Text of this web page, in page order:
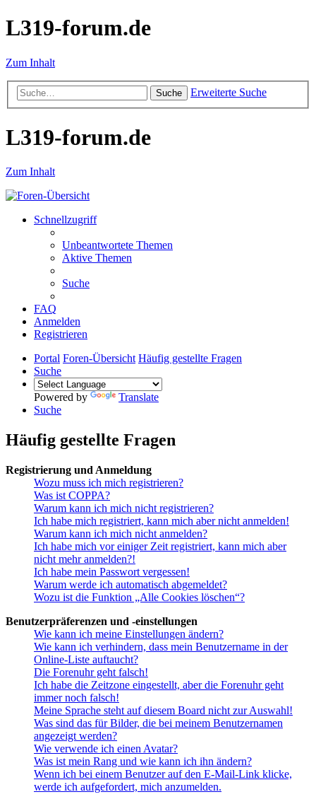
L319-forum.de
Zum Inhalt
Suche Erweiterte Suche
L319-forum.de
Zum Inhalt
Schnellzugriff
Unbeantwortete Themen
Aktive Themen
Suche
FAQ
Anmelden
Registrieren
Portal Foren-Übersicht Häufig gestellte Fragen
Suche
Powered by
Translate
Suche
Häufig gestellte Fragen
Registrierung und Anmeldung
Wozu muss ich mich registrieren?
Was ist COPPA?
Warum kann ich mich nicht registrieren?
Ich habe mich registriert, kann mich aber nicht anmelden!
Warum kann ich mich nicht anmelden?
Ich habe mich vor einiger Zeit registriert, kann mich aber
nicht mehr anmelden?!
Ich habe mein Passwort vergessen!
Warum werde ich automatisch abgemeldet?
Wozu ist die Funktion „Alle Cookies löschen“?
Benutzerpräferenzen und -einstellungen
Wie kann ich meine Einstellungen ändern?
Wie kann ich verhindern, dass mein Benutzername in der
Online-Liste auftaucht?
Die Forenuhr geht falsch!
Ich habe die Zeitzone eingestellt, aber die Forenuhr geht
immer noch falsch!
Meine Sprache steht auf diesem Board nicht zur Auswahl!
Was sind das für Bilder, die bei meinem Benutzernamen
angezeigt werden?
Wie verwende ich einen Avatar?
Was ist mein Rang und wie kann ich ihn ändern?
Wenn ich bei einem Benutzer auf den E-Mail-Link klicke,
werde ich aufgefordert, mich anzumelden.